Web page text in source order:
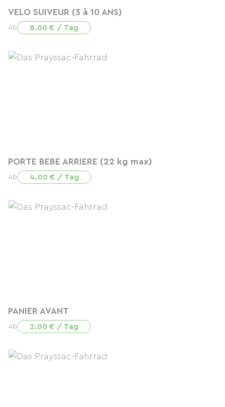
VELO SUIVEUR (3 à 10 ANS)
Ab 8.00 € / Tag
PORTE BEBE ARRIERE (22 kg max)
Ab 4.00 € / Tag
PANIER AVANT
Ab 2.00 € / Tag